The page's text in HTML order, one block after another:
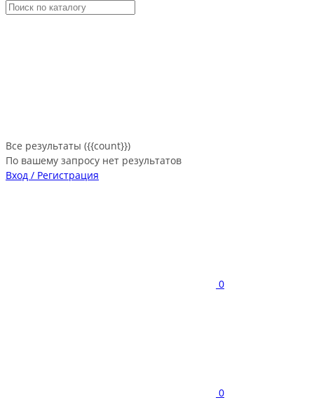
Все результаты ({{count}})
По вашему запросу нет результатов
Вход / Регистрация
0
0